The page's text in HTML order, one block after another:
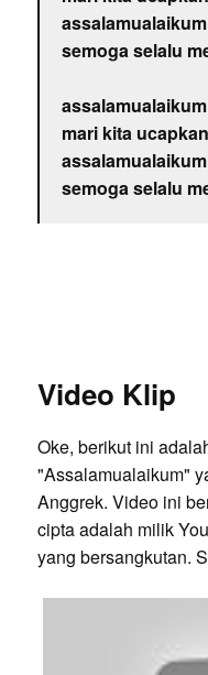
semoga selalu
mari kita
semoga selalu
Video Klip
Oke, berikut ini
"Assalamualaikum"
Anggrek. Video ini
cipta adalah milik
yang bersangkutan.